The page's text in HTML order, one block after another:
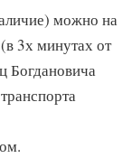
можно на
3х минутах от
Богдановича